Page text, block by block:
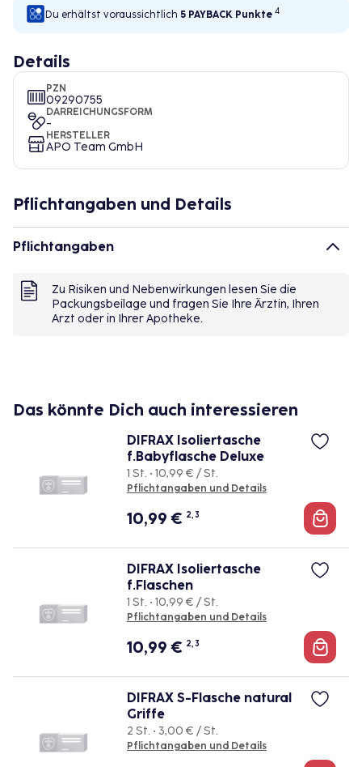
Du erhältst voraussichtlich 5 PAYBACK Punkte 4
Details
PZN
09290755
DARREICHUNGSFORM
-
HERSTELLER
APO Team GmbH
Pflichtangaben und Details
Pflichtangaben
Zu Risiken und Nebenwirkungen lesen Sie die
Packungsbeilage und fragen Sie Ihre Ärztin, Ihren
Arzt oder in Ihrer Apotheke.
Das könnte Dich auch interessieren
DIFRAX Isoliertasche
f.Babyflasche Deluxe
1 St. • 10,99 € / St.
Pflichtangaben und Details
10,99€ 2, 3
DIFRAX Isoliertasche
f.Flaschen
1 St. • 10,99 € / St.
Pflichtangaben und Details
10,99€ 2, 3
DIFRAX S-Flasche natural
Griffe
2 St. • 3,00 € / St.
Pflichtangaben und Details